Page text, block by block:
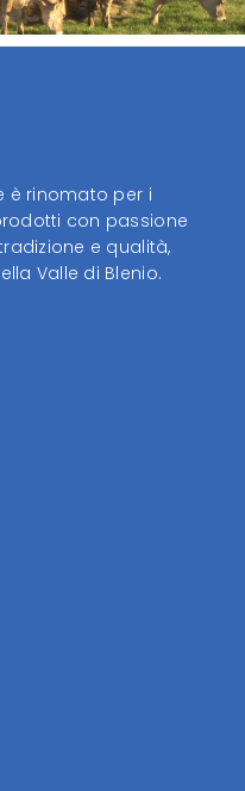
è rinomato per i
con passione
e qualità,
Valle di Blenio.